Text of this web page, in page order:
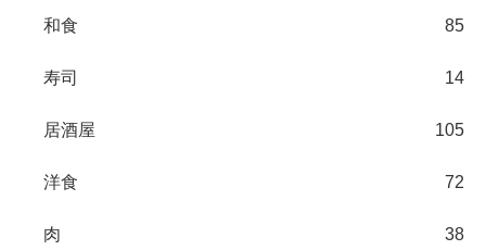
和食 85
寿司 14
居酒屋 105
洋食 72
肉 38